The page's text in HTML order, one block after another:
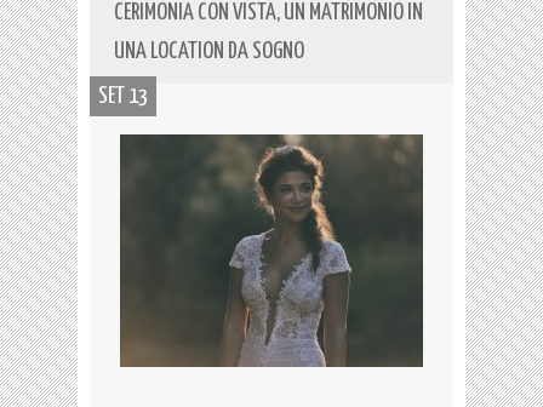
CERIMONIA CON VISTA, UN MATRIMONIO IN
UNA LOCATION DA SOGNO
SET 13